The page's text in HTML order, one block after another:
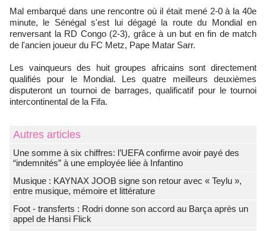
Mal embarqué dans une rencontre où il était mené 2-0 à la 40e
minute, le Sénégal s'est lui dégagé la route du Mondial en
renversant la RD Congo (2-3), grâce à un but en fin de match
de l'ancien joueur du FC Metz, Pape Matar Sarr.
Les vainqueurs des huit groupes africains sont directement
qualifiés pour le Mondial. Les quatre meilleurs deuxièmes
disputeront un tournoi de barrages, qualificatif pour le tournoi
intercontinental de la Fifa.
Autres articles
Une somme à six chiffres: l’UEFA confirme avoir payé des
“indemnités” à une employée liée à Infantino
Musique : KAYNAX JOOB signe son retour avec « Teylu »,
entre musique, mémoire et littérature
Foot - transferts : Rodri donne son accord au Barça après un
appel de Hansi Flick